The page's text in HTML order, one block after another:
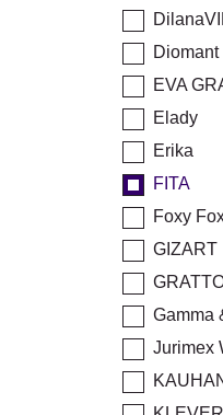
Diomant
EVA
Elady
Erika
FITA
Foxy
GIZART
Gamma
Jurimex